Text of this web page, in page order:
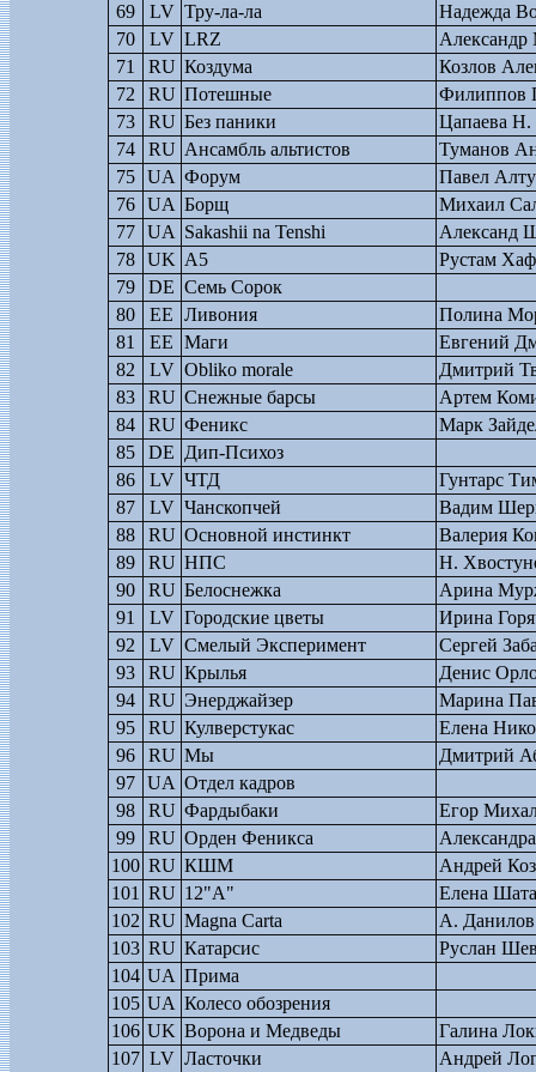
69
LV Тру-ла-ла
Надежда
70
LV LRZ
Александр
71
RU Коздума
Козлов
72
RU Потешные
Филиппов
73
RU Без паники
Цапаева Н.
74
RU Ансамбль альтистов
Туманов
75
UA Форум
Павел
76
UA Борщ
Михаил
77
UA Sakashii na Tenshi
Александ
78
UK А5
Рустам
79
DE Семь Сорок
80
EE Ливония
Полина
81
EE Маги
Евгений
82
LV Obliko morale
Дмитрий
83
RU Снежные барсы
Артем
84
RU Феникс
Марк
85
DE Дип-Психоз
86
LV ЧТД
Гунтарс
87
LV Чанскопчей
Вадим
88
RU Основной инстинкт
Валерия
89
RU НПС
Н.
90
RU Белоснежка
Арина
91
LV Городские цветы
Ирина
92
LV Смелый Эксперимент
Сергей
93
RU Крылья
Денис
94
RU Энерджайзер
Марина
95
RU Кулверстукас
Елена
96
RU Мы
Дмитрий
97
UA Отдел кадров
98
RU Фардыбаки
Егор
99
RU Орден Феникса
100 RU КШМ
Андрей
101 RU 12"А"
Елена
102 RU Magna Carta
А. Данилов
103 RU Катарсис
Руслан
104 UA Прима
105 UA Колесо обозрения
106 UK Ворона и Медведы
Галина
107 LV Ласточки Андрей